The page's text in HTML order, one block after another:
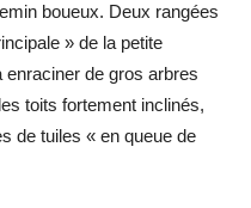
boueux. Deux rangées
» de la petite
enraciner de gros arbres
toits fortement inclinés,
de tuiles « en queue de